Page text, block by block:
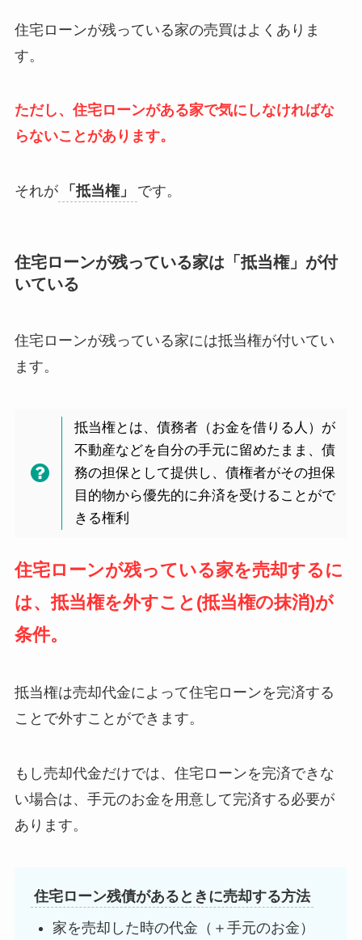
住宅ローンが残っている家の売買はよくありま
す。
ただし、住宅ローンがある家で気にしなければな
らないことがあります。
それが 「抵当権」 です。
住宅ローンが残っている家は「抵当権」が付
いている
住宅ローンが残っている家には抵当権が付いてい
ます。
抵当権とは、債務者（お金を借りる人）が
不動産などを自分の手元に留めたまま、債
務の担保として提供し、債権者がその担保
目的物から優先的に弁済を受けることがで
きる権利
住宅ローンが残っている家を売却するに
は、抵当権を外すこと(抵当権の抹消)が
条件。
抵当権は売却代金によって住宅ローンを完済する
ことで外すことができます。
もし売却代金だけでは、住宅ローンを完済できな
い場合は、手元のお金を用意して完済する必要が
あります。
住宅ローン残債があるときに売却する方法
家を売却した時の代金（＋手元のお金）